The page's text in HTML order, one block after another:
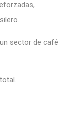
sector de café